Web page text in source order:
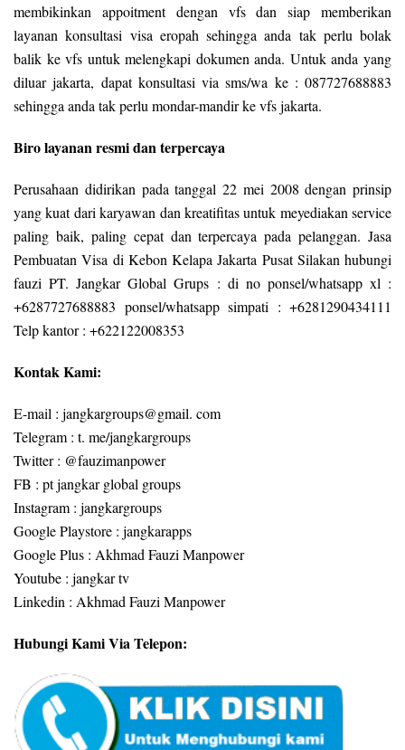
membikinkan appoitment dengan vfs dan siap memberikan
layanan konsultasi visa eropah sehingga anda tak perlu bolak
balik ke vfs untuk melengkapi dokumen anda. Untuk anda yang
diluar jakarta, dapat konsultasi via sms/wa ke : 087727688883
sehingga anda tak perlu mondar-mandir ke vfs jakarta.
Biro layanan resmi dan terpercaya
Perusahaan didirikan pada tanggal 22 mei 2008 dengan prinsip
yang kuat dari karyawan dan kreatifitas untuk meyediakan service
paling baik, paling cepat dan terpercaya pada pelanggan. Jasa
Pembuatan Visa di Kebon Kelapa Jakarta Pusat Silakan hubungi
fauzi PT. Jangkar Global Grups : di no ponsel/whatsapp xl :
+6287727688883 ponsel/whatsapp simpati : +6281290434111
Telp kantor : +622122008353
Kontak Kami:
E-mail : jangkargroups@gmail. com
Telegram : t. me/jangkargroups
Twitter : @fauzimanpower
FB : pt jangkar global groups
Instagram : jangkargroups
Google Playstore : jangkarapps
Google Plus : Akhmad Fauzi Manpower
Youtube : jangkar tv
Linkedin : Akhmad Fauzi Manpower
Hubungi Kami Via Telepon: